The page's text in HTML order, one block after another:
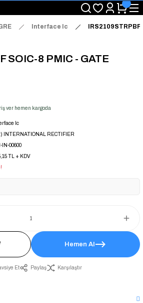
Siparişlerde Aynı Gün Kargo Avantajı!
ile Stoktan Hemen Teslim."
Satış Avantajını Kaçırmayın!"
Interface Ic IRS2109STRPBF
SOIC-8 PMIC - GATE
ver hemen kargoda
Ic
INTERNATIONAL RECTIFIER
IN-00600
TL + KDV
Hemen Al
Et Paylaş Karşılaştır